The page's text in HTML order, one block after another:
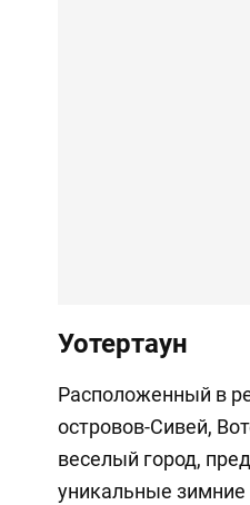
Уотертаун
Расположенный в
островов-Сивей,
веселый город,
уникальные зимние